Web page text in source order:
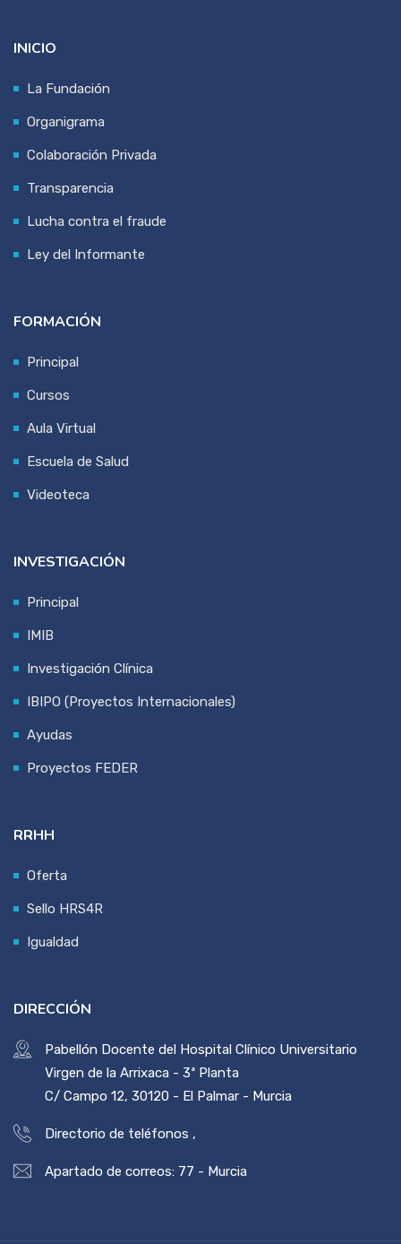
INICIO
La Fundación
Organigrama
Colaboración Privada
Transparencia
Lucha contra el fraude
Ley del Informante
FORMACIÓN
Principal
Cursos
Aula Virtual
Escuela de Salud
Videoteca
INVESTIGACIÓN
Principal
IMIB
Investigación Clínica
IBIPO (Proyectos Internacionales)
Ayudas
Proyectos FEDER
RRHH
Oferta
Sello HRS4R
Igualdad
DIRECCIÓN
Pabellón Docente del Hospital Clínico Universitario
Virgen de la Arrixaca - 3ª Planta
C/ Campo 12, 30120 - El Palmar - Murcia
Directorio de teléfonos ,
Apartado de correos: 77 - Murcia